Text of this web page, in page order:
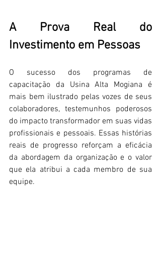
A Prova Real do
Investimento em Pessoas
O sucesso dos programas de
capacitação da Usina Alta Mogiana é
mais bem ilustrado pelas vozes de seus
colaboradores, testemunhos poderosos
do impacto transformador em suas vidas
profissionais e pessoais. Essas histórias
reais de progresso reforçam a eficácia
da abordagem da organização e o valor
que ela atribui a cada membro de sua
equipe.